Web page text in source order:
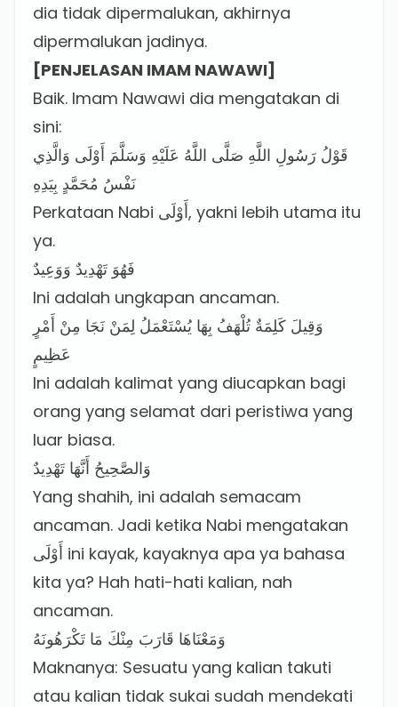
dia tidak dipermalukan, akhirnya
dipermalukan jadinya.
[PENJELASAN IMAM NAWAWI]
Baik. Imam Nawawi dia mengatakan di
sini:
قَوْلُ رَسُولِ اللَّهِ صَلَّى اللَّهُ عَلَيْهِ وَسَلَّمَ أَوْلَى وَالَّذِي
نَفْسُ مُحَمَّدٍ بِيَدِهِ
Perkataan Nabi أَوْلَى, yakni lebih utama itu
ya.
فَهُوَ تَهْدِيدٌ وَوَعِيدٌ
Ini adalah ungkapan ancaman.
وَقِيلَ كَلِمَةٌ تُلْهَفُ بِهَا يُسْتَعْمَلُ لِمَنْ نَجَا مِنْ أَمْرٍ
عَظِيمٍ
Ini adalah kalimat yang diucapkan bagi
orang yang selamat dari peristiwa yang
luar biasa.
وَالصَّحِيحُ أَنَّهَا تَهْدِيدٌ
Yang shahih, ini adalah semacam
ancaman. Jadi ketika Nabi mengatakan
أَوْلَى ini kayak, kayaknya apa ya bahasa
kita ya? Hah hati-hati kalian, nah
ancaman.
وَمَعْنَاهَا قَارَبَ مِنْكَ مَا تَكْرَهُونَهُ
Maknanya: Sesuatu yang kalian takuti
atau kalian tidak sukai sudah mendekati